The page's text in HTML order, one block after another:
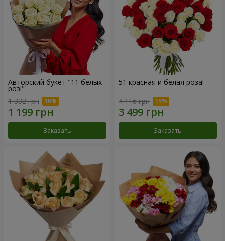
Авторский букет "11 белых
роз!"
1 332 грн
Заказать
51 красная и белая роза!
4 116 грн
Заказать